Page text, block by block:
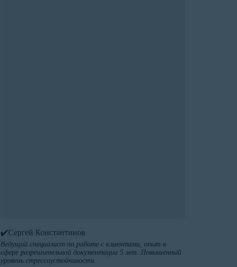
✔️Сергей Константинов
Ведущий специалист по работе с клиентами, опыт в
сфере разрешительной документации 5 лет. Повышенный
уровень стрессоустойчивости.